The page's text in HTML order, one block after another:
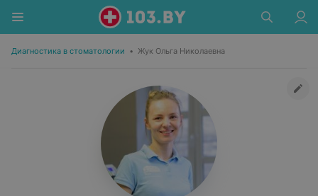
Диагностика в стоматологии • Жук Ольга Николаевна